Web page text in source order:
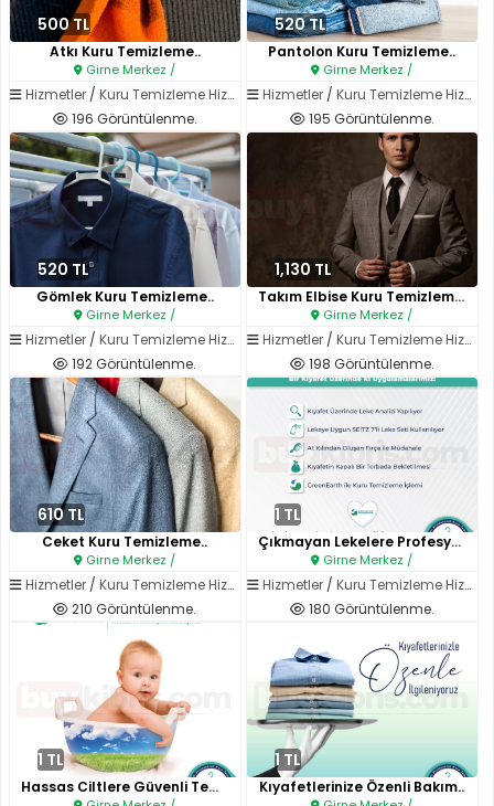
500 TL
Atkı Kuru Temizleme..
Girne Merkez /
Hizmetler / Kuru Temizleme Hizmetleri
196 Görüntülenme.
520 TL
Pantolon Kuru Temizleme..
Girne Merkez /
Hizmetler/ Kuru Temizleme Hizmetleri
195 Görüntülenme.
520 TL
Gömlek Kuru Temizleme..
Girne Merkez /
Hizmetler / Kuru Temizleme Hizmetleri
192 Görüntülenme.
1,130 TL
Takım Elbise Kuru Temizleme..
Girne Merkez /
Hizmetler/ Kuru Temizleme Hizmetleri
198 Görüntülenme.
610 TL
Ceket Kuru Temizleme..
Girne Merkez /
Hizmetler / Kuru Temizleme Hizmetleri
210 Görüntülenme.
1 TL
Çıkmayan Lekelere Profesyonel ..
Girne Merkez /
Hizmetler/ Kuru Temizleme Hizmetleri
180 Görüntülenme.
1 TL
Hassas Ciltlere Güvenli Temizl..
1 TL
Kıyafetlerinize Özenli Bakım..